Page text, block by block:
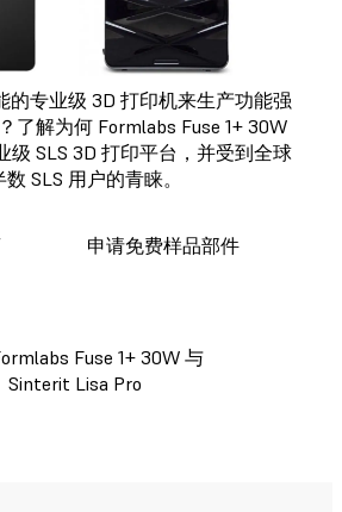
的专业级 3D 打印机来生产功能强
了解为何 Formlabs Fuse 1+ 30W
级 SLS 3D 打印平台，并受到全球
数 SLS 用户的青睐。
申请免费样品部件
Fuse 1+ 30W 与
Sinterit Lisa Pro